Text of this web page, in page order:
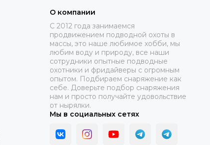
О компании
C 2012 года занимаемся
продвижением подводной охоты в
массы, это наше любимое хобби, мы
любим воду и природу, все наши
сотрудники опытные подводные
охотники и фридайверы с огромным
опытом. Подбираем снаряжение как
себе. Доверьте подбор снаряжения
нам и просто получайте удовольствие
от нырялки.
Мы в социальных сетях